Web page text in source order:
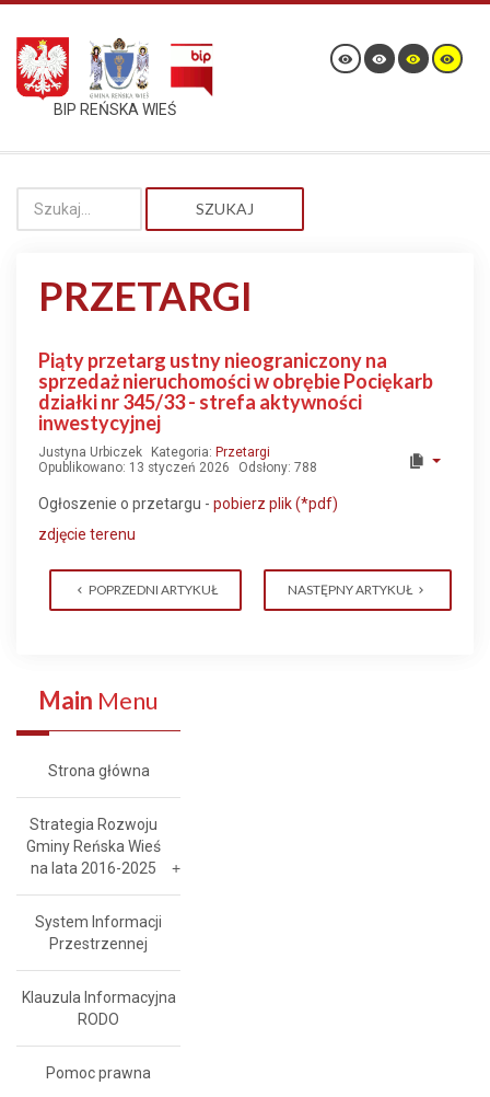
BIP REŃSKA WIEŚ
SZUKAJ
PRZETARGI
Piąty przetarg ustny nieograniczony na
sprzedaż nieruchomości w obrębie Pociękarb
działki nr 345/33 - strefa aktywności
inwestycyjnej
Justyna Urbiczek Kategoria: Przetargi
Opublikowano: 13 styczeń 2026
Odsłony: 788
Ogłoszenie o przetargu - pobierz plik (*pdf)
zdjęcie terenu
POPRZEDNI ARTYKUŁ NASTĘPNY ARTYKUŁ
Main Menu
Strona główna
Strategia Rozwoju
Gminy Reńska Wieś
na lata 2016-2025
System Informacji
Przestrzennej
Klauzula Informacyjna
RODO
Pomoc prawna